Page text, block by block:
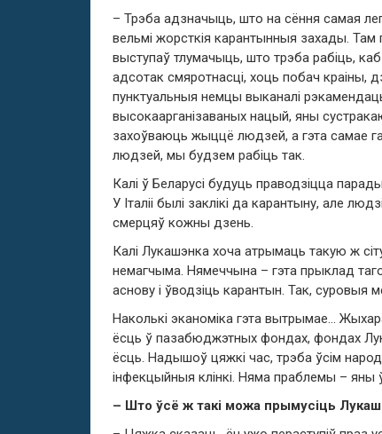
– Трэба адзначыць, што на сёння самая
вельмі жорсткія карантынныя захады.
выступаў тлумачыць, што трэба рабіць,
адсотак смяротнасці, хоць побач краіны,
пунктуальныя немцы выканалі
высокаарганізаваных нацый, яны
захоўваюць жыццё людзей, а гэта самае
людзей, мы будзем рабіць так.
Калі ў Беларусі будуць праводзіцца
У Італіі былі заклікі да карантыну, але
смерцяў кожны дзень.
Калі Лукашэнка хоча атрымаць такую ж
немагчыма. Нямеччына – гэта прыклад
аснову і ўводзіць карантын. Так,
Наколькі эканоміка гэта вытрымае…
ёсць ў пазабюджэтных фондах, фондах
ёсць. Надышоў цяжкі час, трэба ўсім
інфекцыйныя клінкі. Няма праблемы – яны
– Што ўсё ж такі можа прымусіць